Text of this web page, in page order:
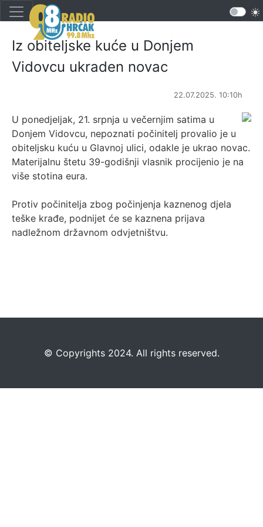
Iz obiteljske kuće u Donjem
Vidovcu ukraden novac
22.07.2025. 10:10h
U ponedjeljak, 21. srpnja u večernjim satima u
Donjem Vidovcu, nepoznati počinitelj provalio je u
obiteljsku kuću u Glavnoj ulici, odakle je ukrao novac.
Materijalnu štetu 39-godišnji vlasnik procijenio je na
više stotina eura.
Protiv počinitelja zbog počinjenja kaznenog djela
teške krađe, podnijet će se kaznena prijava
nadležnom državnom odvjetništvu.
©️ Copyrights 2024. All rights reserved.